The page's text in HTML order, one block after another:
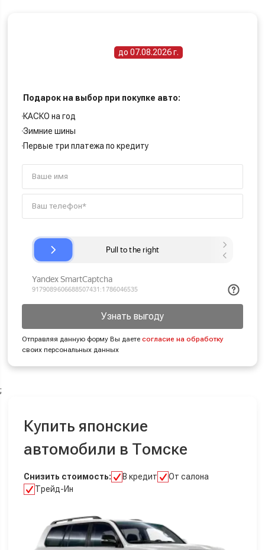
до 07.08.2026 г.
Подарок на выбор при покупке авто:
КАСКО на год
Зимние шины
Первые три платежа по кредиту
Узнать выгоду
Отправляя данную форму Вы даетесогласие на обработку
своих персональных данных
;
Купить японские
автомобили в Томске
Снизить стоимость: В кредит
От салона
Трейд-Ин